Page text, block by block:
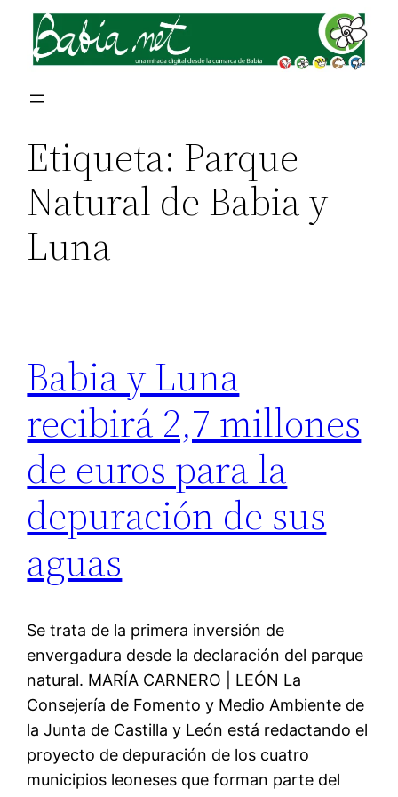
Saltar
contenido
Etiqueta: Parque
Natural de Babia y
Luna
Babia y Luna
recibirá 2,7 millones
de euros para la
depuración de sus
aguas
Se trata de la primera inversión de
envergadura desde la declaración del parque
natural. MARÍA CARNERO | LEÓN La
Consejería de Fomento y Medio Ambiente de
la Junta de Castilla y León está redactando el
proyecto de depuración de los cuatro
municipios leoneses que forman parte del